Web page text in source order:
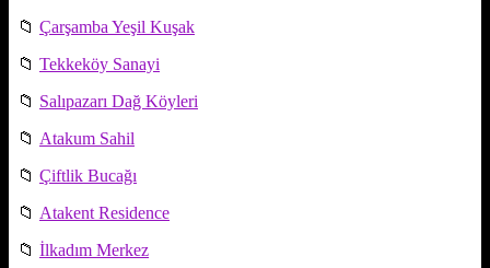
📁 Çarşamba Yeşil Kuşak
📁 Tekkeköy Sanayi
📁 Salıpazarı Dağ Köyleri
📁 Atakum Sahil
📁 Çiftlik Bucağı
📁 Atakent Residence
📁 İlkadım Merkez